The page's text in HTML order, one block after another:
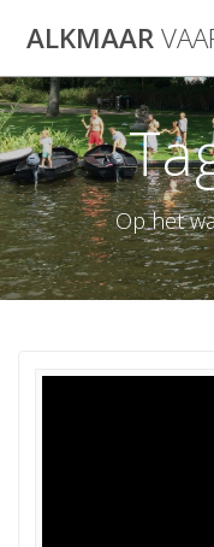
ALKMAAR
Op het